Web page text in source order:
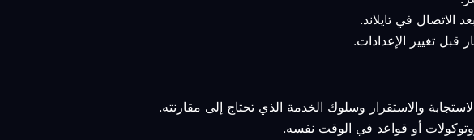
والاستقرار وسلوك الخدمة الذي تحتاج إلى مقارنته.
أو قواعد في الوقت نفسه.